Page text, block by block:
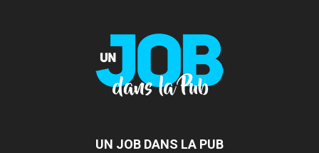
UN JOB DANS LA PUB